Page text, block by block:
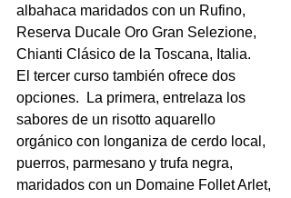
albahaca maridados con un Rufino,
Reserva Ducale Oro Gran Selezione,
Chianti Clásico de la Toscana, Italia.
El tercer curso también ofrece dos
opciones.  La primera, entrelaza los
sabores de un risotto aquarello
orgánico con longaniza de cerdo local,
puerros, parmesano y trufa negra,
maridados con un Domaine Follet Arlet,